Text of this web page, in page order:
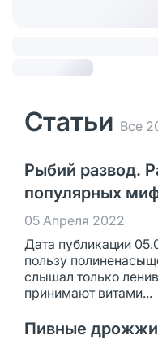
Статьи Все
Рыбий развод.
популярных
05 Апреля 2022
Дата публикации
пользу
слышал только
принимают витами...
Пивные дрожжи